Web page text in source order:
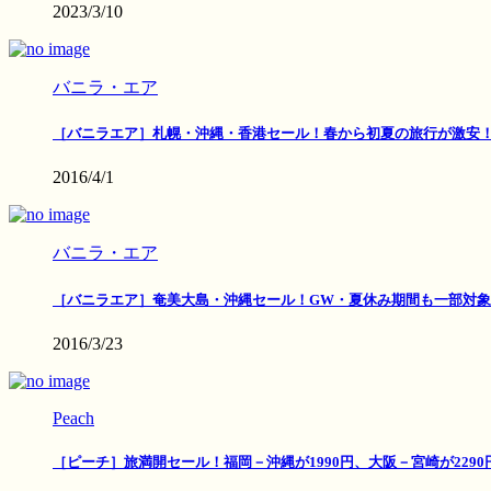
2023/3/10
バニラ・エア
［バニラエア］札幌・沖縄・香港セール！春から初夏の旅行が激安！
2016/4/1
バニラ・エア
［バニラエア］奄美大島・沖縄セール！GW・夏休み期間も一部対象
2016/3/23
Peach
［ピーチ］旅満開セール！福岡－沖縄が1990円、大阪－宮崎が2290